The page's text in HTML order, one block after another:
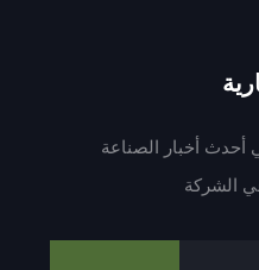
أحدث أخبار الصناعة
الشركة